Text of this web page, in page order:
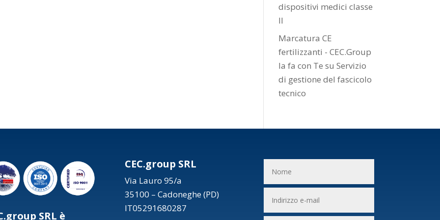
dispositivi medici classe
II
Marcatura CE
fertilizzanti - CEC.Group
la fa con Te suServizio
di gestione del fascicolo
tecnico
SRL è
CEC.group SRL
Via Lauro 95/a
35100 – Cadoneghe (PD)
IT05291680287